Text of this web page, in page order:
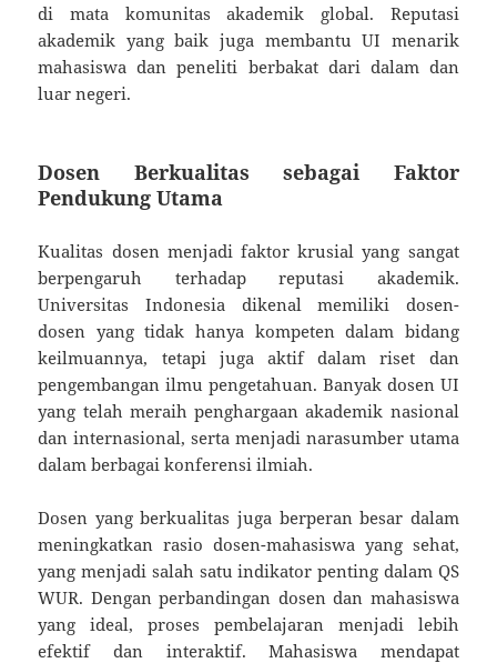
di mata komunitas akademik global. Reputasi
akademik yang baik juga membantu UI menarik
mahasiswa dan peneliti berbakat dari dalam dan
luar negeri.
Dosen Berkualitas sebagai Faktor
Pendukung Utama
Kualitas dosen menjadi faktor krusial yang sangat
berpengaruh terhadap reputasi akademik.
Universitas Indonesia dikenal memiliki dosen-
dosen yang tidak hanya kompeten dalam bidang
keilmuannya, tetapi juga aktif dalam riset dan
pengembangan ilmu pengetahuan. Banyak dosen UI
yang telah meraih penghargaan akademik nasional
dan internasional, serta menjadi narasumber utama
dalam berbagai konferensi ilmiah.
Dosen yang berkualitas juga berperan besar dalam
meningkatkan rasio dosen-mahasiswa yang sehat,
yang menjadi salah satu indikator penting dalam QS
WUR. Dengan perbandingan dosen dan mahasiswa
yang ideal, proses pembelajaran menjadi lebih
efektif dan interaktif. Mahasiswa mendapat